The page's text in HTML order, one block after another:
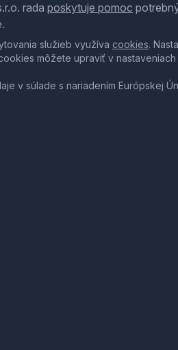
rada poskytuje pomoc
služieb využíva cookies.
môžete upraviť v nastaveniach
v súlade s nariadením Európskej